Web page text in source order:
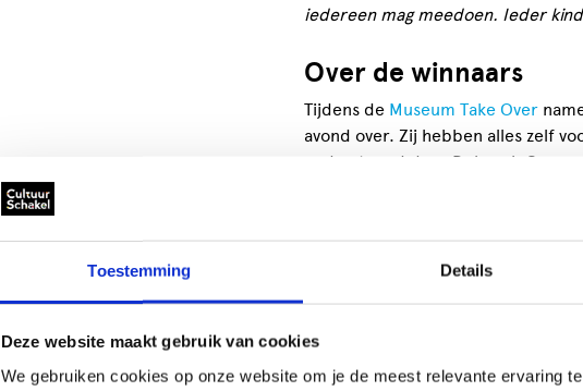
Toestemming Details
Deze website maakt gebruik van cookies
We gebruiken cookies op onze website om je de meest relevante ervaring
iedereen mag meedoen. Ieder
Over de winnaars
Tijdens de Museum Take Over
avond over. Zij hebben alles zelf
ondersteund door Deborah
museum, lieten zich inspireren
Museum Take Over deze
en dit te uiten in zang, dans,
een nieuw publiek kennis met het
laat kinderen van 2 tot
kapotte apparaten in combinatie
kijk, duurzaamheid en